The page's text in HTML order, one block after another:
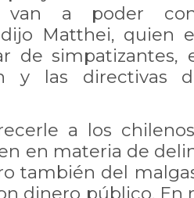
van a poder
Matthei, quien
de simpatizantes,
y las directivas
a los
en materia de
también del
dinero público. En